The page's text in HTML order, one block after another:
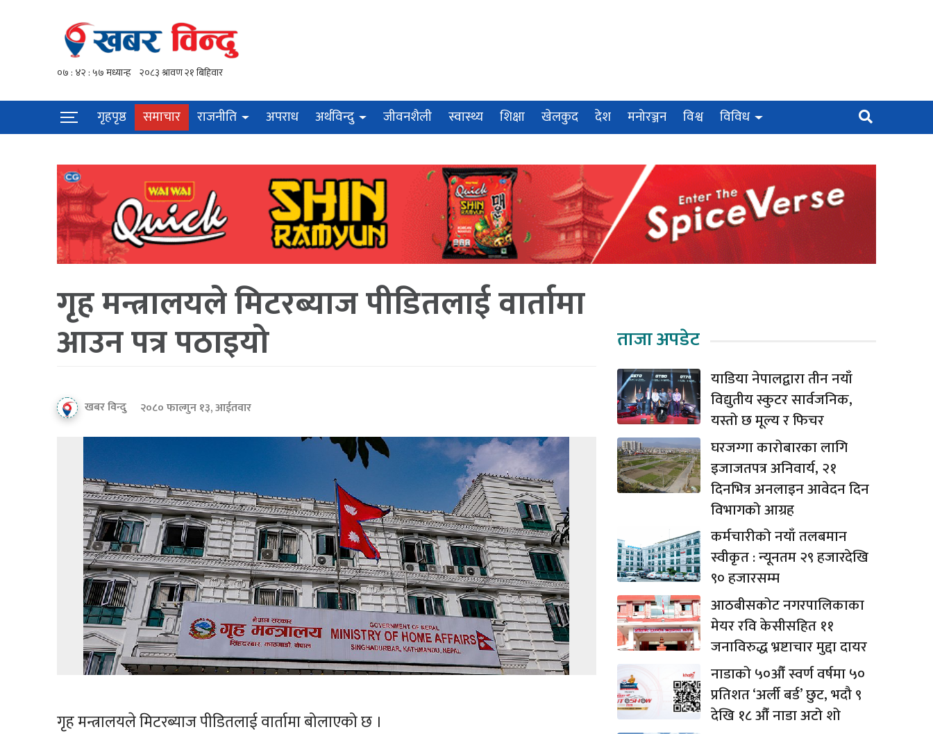
गृहपृष्ठ समाचार राजनीति अपराध अर्थविन्दु जीवनशैली स्वास्थ्य शिक्षा खेलकुद देश मनोरञ्जन विश्व विविध
गृह मन्त्रालयले मिटरब्याज पीडितलाई वार्तामा
आउन पत्र पठाइयो
खबर विन्दु २०८० फाल्गुन १३, आईतवार
गृह मन्त्रालयले मिटरब्याज पीडितलाई वार्तामा बोलाएको छ ।
ताजा अपडेट
याडिया नेपालद्वारा तीन नयाँ
विद्युतीय स्कुटर सार्वजनिक,
यस्तो छ मूल्य र फिचर
घरजग्गा कारोबारका लागि
इजाजतपत्र अनिवार्य, २१
दिनभित्र अनलाइन आवेदन दिन
विभागको आग्रह
कर्मचारीको नयाँ तलबमान
स्वीकृत : न्यूनतम २९ हजारदेखि
९० हजारसम्म
आठबीसकोट नगरपालिकाका
मेयर रवि केसीसहित ११
जनाविरुद्ध भ्रष्टाचार मुद्दा दायर
नाडाको ५०औँ स्वर्ण वर्षमा ५०
प्रतिशत ‘अर्ली बर्ड’ छुट, भदौ ९
देखि १८ औँ नाडा अटो शो